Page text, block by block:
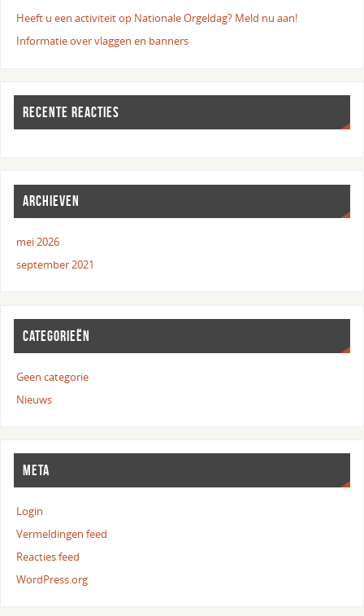
Heeft u een activiteit op Nationale Orgeldag? Meld nu aan!
Informatie over vlaggen en banners
RECENTE REACTIES
ARCHIEVEN
mei 2026
september 2021
CATEGORIEËN
Geen categorie
Nieuws
META
Login
Vermeldingen feed
Reacties feed
WordPress.org